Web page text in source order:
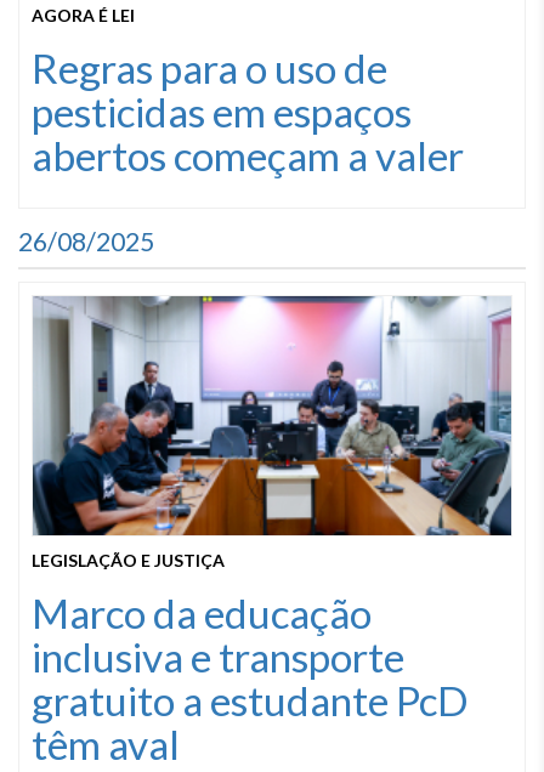
AGORA É LEI
Regras para o uso de
pesticidas em espaços
abertos começam a valer
26/08/2025
LEGISLAÇÃO E JUSTIÇA
Marco da educação
inclusiva e transporte
gratuito a estudante PcD
têm aval